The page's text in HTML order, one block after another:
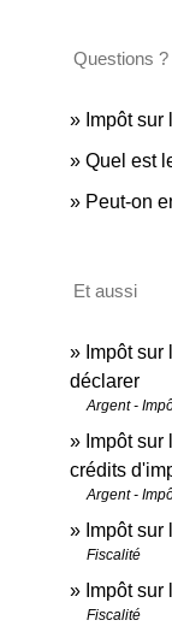
Questions
Impôt
Quel est
Peut-on
Et aussi
Impôt
déclarer
Argent -
Impôt
crédits
Argent -
Impôt sur
Fiscalité
Impôt
Fiscalité